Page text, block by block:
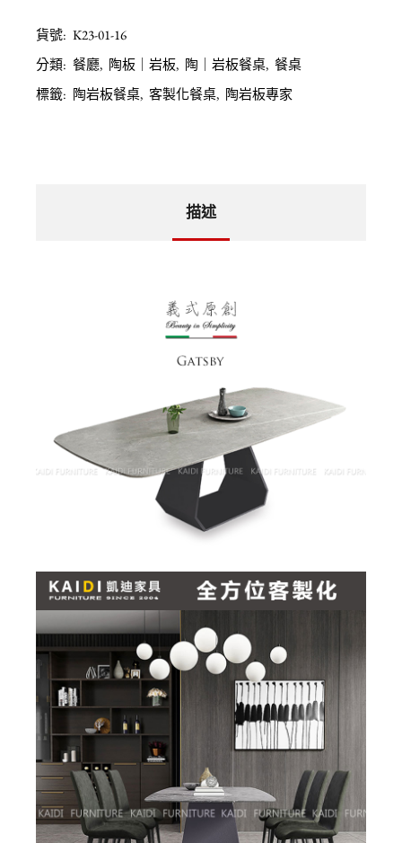
貨號: K23-01-16
分類: 餐廳, 陶板｜岩板, 陶｜岩板餐桌, 餐桌
標籤: 陶岩板餐桌, 客製化餐桌, 陶岩板專家
描述